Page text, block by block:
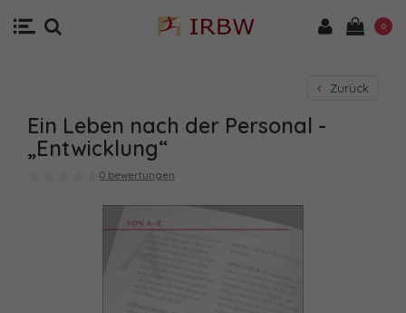
0
Zurück
Ein Leben nach der Personal -
„Entwicklung“
0 bewertungen